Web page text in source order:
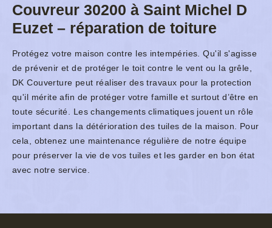
Couvreur 30200 à Saint Michel D
Euzet – réparation de toiture
Protégez votre maison contre les intempéries. Qu'il s'agisse
de prévenir et de protéger le toit contre le vent ou la grêle,
DK Couverture peut réaliser des travaux pour la protection
qu'il mérite afin de protéger votre famille et surtout d’être en
toute sécurité. Les changements climatiques jouent un rôle
important dans la détérioration des tuiles de la maison. Pour
cela, obtenez une maintenance régulière de notre équipe
pour préserver la vie de vos tuiles et les garder en bon état
avec notre service.